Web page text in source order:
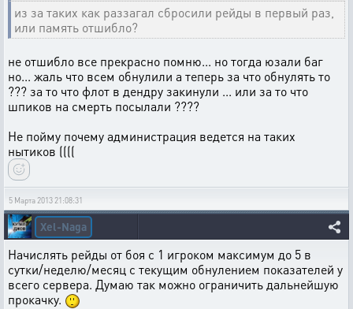
из за таких как раззагал сбросили рейды в первый раз,
или память отшибло?
не отшибло все прекрасно помню... но тогда юзали баг
но... жаль что всем обнулили а теперь за что обнулять то
??? за то что флот в дендру закинули ... или за то что
шпиков на смерть посылали ????
Не пойму почему администрация ведется на таких
нытиков ((((
5 Марта 2013 21:08:31
Xel-Naga
Начислять рейды от боя с 1 игроком максимум до 5 в
сутки/неделю/месяц с текущим обнулением показателей у
всего сервера. Думаю так можно ограничить дальнейшую
прокачку.